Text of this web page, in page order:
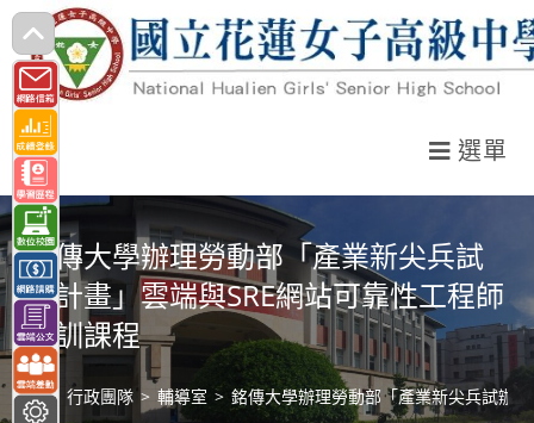
跳
轉
至
主
要
內
容
選單
銘傳大學辦理勞動部「產業新尖兵試
辦計畫」雲端與SRE網站可靠性工程師
培訓課程
> 行政團隊 > 輔導室 > 銘傳大學辦理勞動部「產業新尖兵試辦